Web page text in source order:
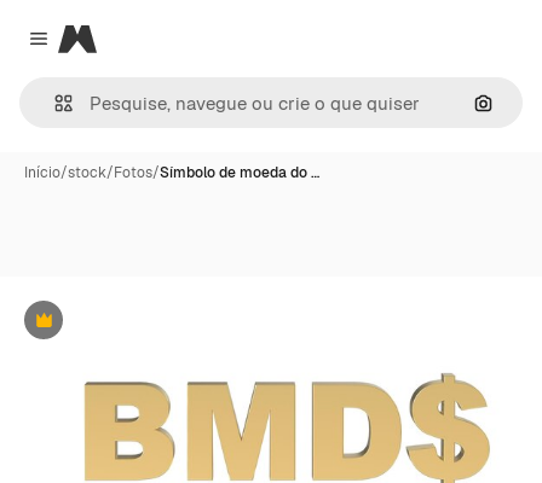
Close menu
Magnific
Início/stock/Fotos/Símbolo de moeda do …
Premium